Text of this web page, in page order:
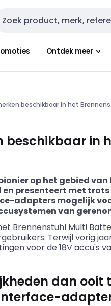
invoer
Ontdek meer
beschikbaar in het
beschikbaar in
op het gebied
presenteert met
adapters mogelijk
van
Brennenstuhl Multi
Terwijl vorig
voor de 18V
dan ooit